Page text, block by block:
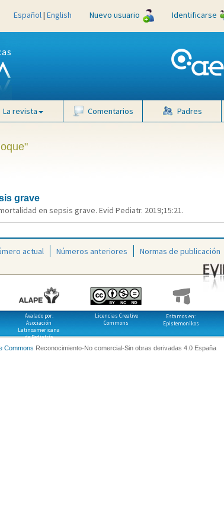
Español| English Nuevo usuario Identificarse
La revista Comentarios Padres
grave
en sepsis grave. Evid Pediatr. 2019;15:21.
actual Números anteriores Normas de publicación
Avalado por:
Asociación
Latinoamericana
de Pediatría
Licencias Creative
Commons
Estamos en:
Epistemonikos
Commons Reconocimiento-No comercial-Sin obras derivadas 4.0 España